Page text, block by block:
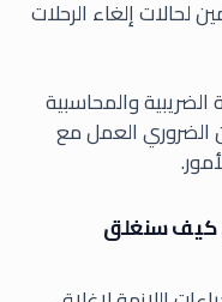
لحالات إلغاء الرحلات
والمحاسبية
الضروري العمل مع
كيف سنغلق